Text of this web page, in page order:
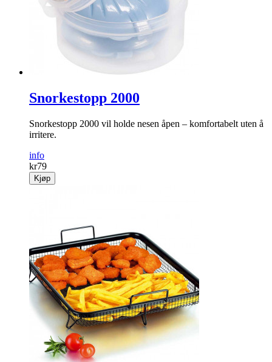
Snorkestopp 2000
Snorkestopp 2000 vil holde nesen åpen – komfortabelt uten å
irritere.
info
kr79
Kjøp